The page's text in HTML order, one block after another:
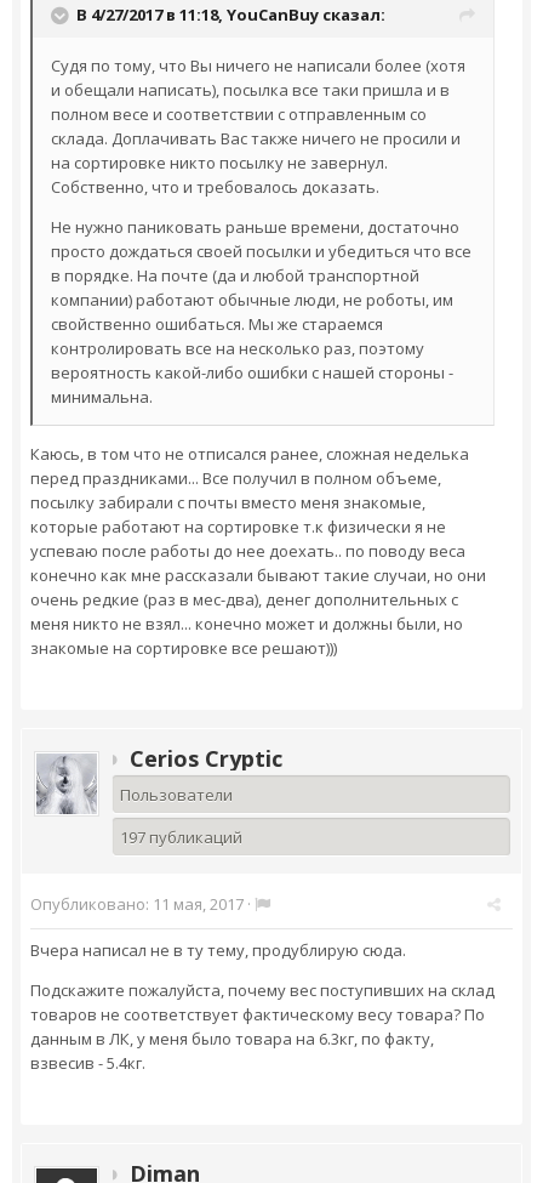
В 4/27/2017 в 11:18, YouCanBuy сказал:
Судя по тому, что Вы ничего не написали более (хотя
и обещали написать), посылка все таки пришла и в
полном весе и соответствии с отправленным со
склада. Доплачивать Вас также ничего не просили и
на сортировке никто посылку не завернул.
Собственно, что и требовалось доказать.
Не нужно паниковать раньше времени, достаточно
просто дождаться своей посылки и убедиться что все
в порядке. На почте (да и любой транспортной
компании) работают обычные люди, не роботы, им
свойственно ошибаться. Мы же стараемся
контролировать все на несколько раз, поэтому
вероятность какой-либо ошибки с нашей стороны -
минимальна.
Каюсь, в том что не отписался ранее, сложная неделька
перед праздниками... Все получил в полном объеме,
посылку забирали с почты вместо меня знакомые,
которые работают на сортировке т.к физически я не
успеваю после работы до нее доехать.. по поводу веса
конечно как мне рассказали бывают такие случаи, но они
очень редкие (раз в мес-два), денег дополнительных с
меня никто не взял... конечно может и должны были, но
знакомые на сортировке все решают)))
Cerios Cryptic
Пользователи
197 публикаций
Опубликовано: 11 мая, 2017 ·
Вчера написал не в ту тему, продублирую сюда.
Подскажите пожалуйста, почему вес поступивших на склад
товаров не соответствует фактическому весу товара? По
данным в ЛК, у меня было товара на 6.3кг, по факту,
взвесив - 5.4кг.
Diman